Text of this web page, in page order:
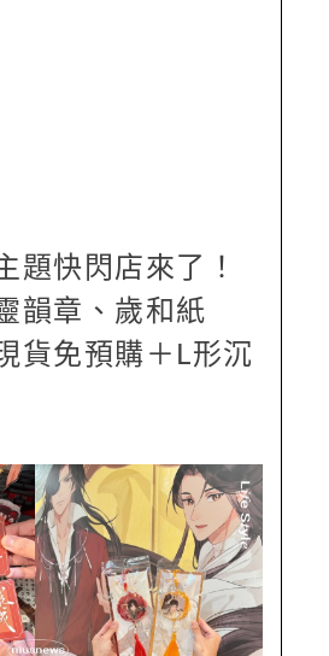
題快閃店來了！
韻章、歲和紙
貨免預購＋L形沉